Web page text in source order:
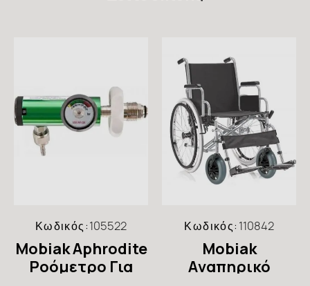
Κωδικός:105522
Mobiak Aphrodite
Ροόμετρο Για
Κωδικός: 110842
Mobiak
Aναπηρικό